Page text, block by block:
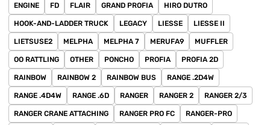
ENGINE FD FLAIR GRAND PROFIA HIRO DUTRO
HOOK-AND-LADDER TRUCK LEGACY LIESSE LIESSE II
LIETSUSE2 MELPHA MELPHA 7 MERUFA9 MUFFLER
OO RATTLING OTHER PONCHO PROFIA PROFIA 2D
RAINBOW RAINBOW 2 RAINBOW BUS RANGE .2D4W
RANGE .4D4W RANGE .6D RANGER RANGER 2 RANGER 2/3
RANGER CRANE ATTACHING RANGER PRO FC RANGER-PRO